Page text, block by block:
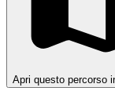
Apri questo percorso